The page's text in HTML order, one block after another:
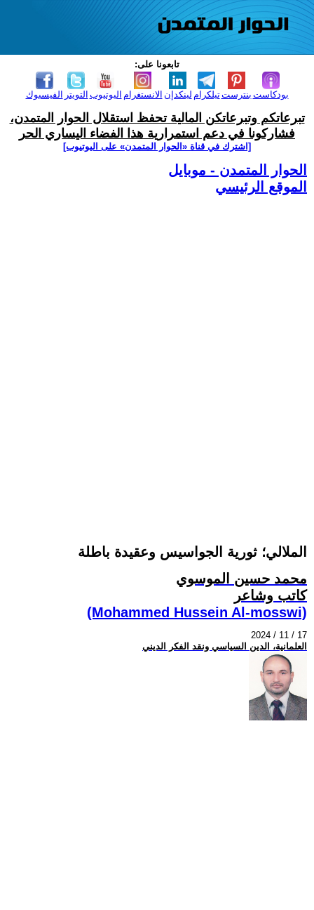
تابعونا على:
الفيسبوك التويتر اليوتيوب الانستغرام لينكدإن تيلكرامبنترست بودكاست
تبرعاتكم وتبرعاتكن المالية تحفظ استقلال الحوار المتمدن،
فشاركونا في دعم استمرارية هذا الفضاء اليساري الحر
[اشترك في قناة ‫«الحوار المتمدن» على اليوتيوب]
الحوار المتمدن - موبايل
الموقع الرئيسي
الملالي؛ ثورية الجواسيس وعقيدة باطلة
محمد حسين الموسوي
كاتب وشاعر
(Mohammed Hussein Al-mosswi)
2024 / 11 / 17
العلمانية، الدين السياسي ونقد الفكر الديني